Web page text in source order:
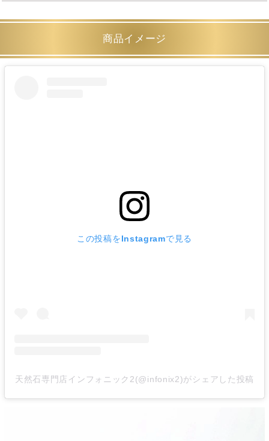
商品イメージ
この投稿をInstagramで見る
天然石専門店インフォニック2(@infonix2)がシェアした投稿